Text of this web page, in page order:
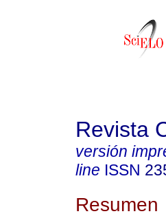
Revista
versión
line ISSN
Resumen